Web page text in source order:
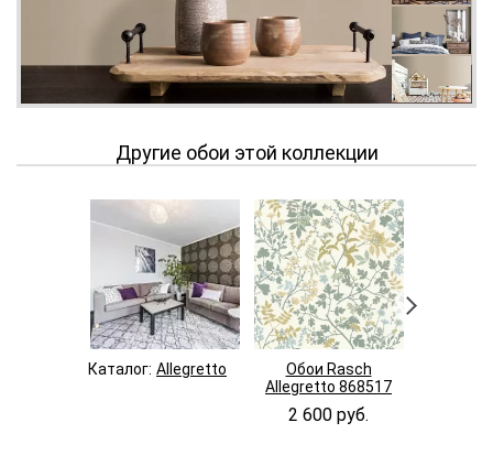
Другие обои этой коллекции
Каталог: Allegretto
Обои Rasch
Allegretto 868517
2 600 руб.